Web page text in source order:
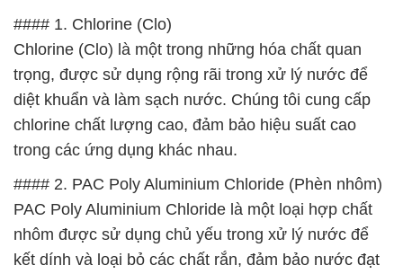
chlorine chất lượng cao, đảm bảo hiệu suất cao
trong các ứng dụng khác nhau.
#### 2. PAC Poly Aluminium Chloride (Phèn nhôm)
PAC Poly Aluminium Chloride là một loại hợp chất
nhôm được sử dụng chủ yếu trong xử lý nước để
kết dính và loại bỏ các chất rắn, đảm bảo nước đạt
chất lượng tốt nhất. Sản phẩm của chúng tôi đáp
ứng các yêu cầu khắt khe của các ngành công
nghiệp đòi hỏi sự tinh khiết và ổn định.
#### 3. Xút vảy